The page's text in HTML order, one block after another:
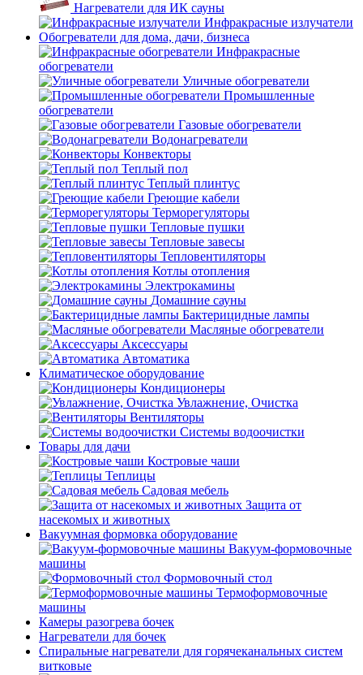
Нагреватели для ИК сауны
Инфракрасные излучатели
Обогреватели для дома, дачи, бизнеса
Инфракрасные
обогреватели
Уличные обогреватели
Промышленные
обогреватели
Газовые обогреватели
Водонагреватели
Конвекторы
Теплый пол
Теплый плинтус
Греющие кабели
Терморегуляторы
Тепловые пушки
Тепловые завесы
Тепловентиляторы
Котлы отопления
Электрокамины
Домашние сауны
Бактерицидные лампы
Масляные обогреватели
Аксессуары
Автоматика
Климатическое оборудование
Кондиционеры
Увлажнение, Очистка
Вентиляторы
Системы водоочистки
Товары для дачи
Костровые чаши
Теплицы
Садовая мебель
Защита от
насекомых и животных
Вакуумная формовка оборудование
Вакуум-формовочные
машины
Формовочный стол
Термоформовочные
машины
Камеры разогрева бочек
Нагреватели для бочек
Спиральные нагреватели для горячеканальных систем
витковые